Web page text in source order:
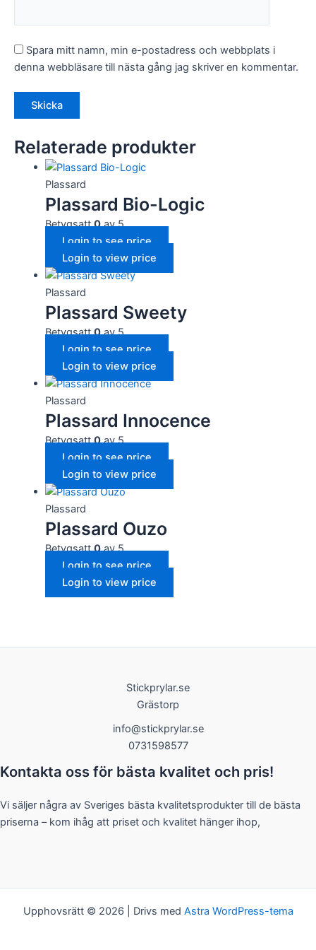
Spara mitt namn, min e-postadress och webbplats i
denna webbläsare till nästa gång jag skriver en kommentar.
Relaterade produkter
Plassard
Plassard Bio-Logic
Betygsatt0av 5
Login to see price
Login to view price
Plassard
Plassard Sweety
Betygsatt0av 5
Login to see price
Login to view price
Plassard
Plassard Innocence
Betygsatt0av 5
Login to see price
Login to view price
Plassard
Plassard Ouzo
Betygsatt0av 5
Login to see price
Login to view price
Stickprylar.se
Grästorp
info@stickprylar.se
0731598577
Kontakta oss för bästa kvalitet och pris!
Vi säljer några av Sveriges bästa kvalitetsprodukter till de bästa
priserna – kom ihåg att priset och kvalitet hänger ihop,
Upphovsrätt © 2026 | Drivs med Astra WordPress-tema